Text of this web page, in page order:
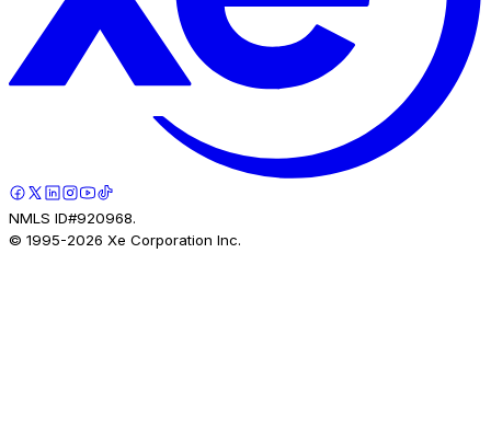
NMLS ID#920968.
© 1995-2026 Xe Corporation Inc.